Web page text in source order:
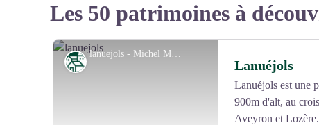
Les 50 patrimoines à
lanuejols - Michel Monnot
Patrimoine Lanuéjols
Lanuéjols est une
900m d'alt, au
Aveyron et